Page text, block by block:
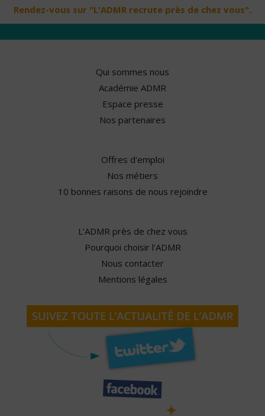
Rendez-vous sur "L'ADMR recrute près de chez vous".
Qui sommes nous
Académie ADMR
Espace presse
Nos partenaires
Offres d'emploi
Nos métiers
10 bonnes raisons de nous rejoindre
L'ADMR près de chez vous
Pourquoi choisir l'ADMR
Nous contacter
Mentions légales